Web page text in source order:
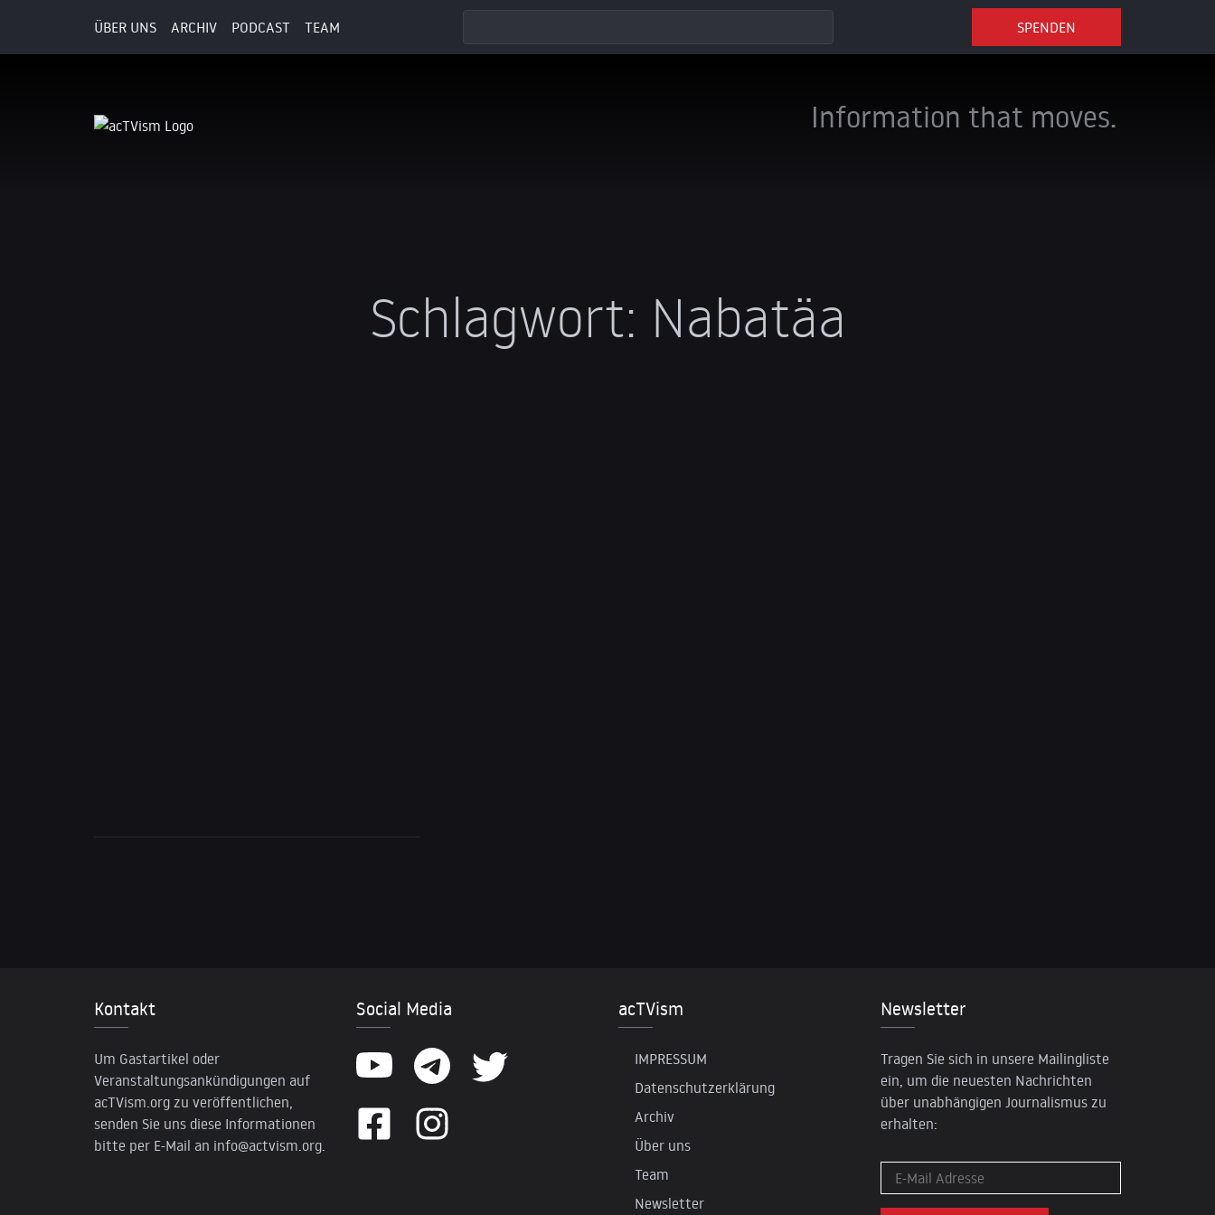
ÜBER UNS ARCHIV PODCAST TEAM SPENDEN
Information that moves.
Schlagwort: Nabatäa
Kontakt
Um Gastartikel oder
Veranstaltungsankündigungen auf
acTVism.org zu veröffentlichen,
senden Sie uns diese Informationen
bitte per E-Mail an info@actvism.org.
Social Media acTVism
IMPRESSUM
Datenschutzerklärung
Archiv
Über uns
Team
Newsletter
Newsletter
Tragen Sie sich in unsere Mailingliste
ein, um die neuesten Nachrichten
über unabhängigen Journalismus zu
erhalten: